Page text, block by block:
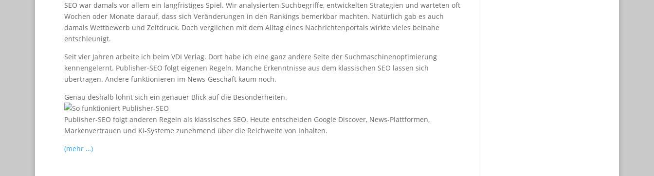
SEO war damals vor allem ein langfristiges Spiel. Wir analysierten Suchbegriffe, entwickelten Strategien und warteten oft
Wochen oder Monate darauf, dass sich Veränderungen in den Rankings bemerkbar machten. Natürlich gab es auch
damals Wettbewerb und Zeitdruck. Doch verglichen mit dem Alltag eines Nachrichtenportals wirkte vieles beinahe
entschleunigt.
Seit vier Jahren arbeite ich beim VDI Verlag. Dort habe ich eine ganz andere Seite der Suchmaschinenoptimierung
kennengelernt. Publisher-SEO folgt eigenen Regeln. Manche Erkenntnisse aus dem klassischen SEO lassen sich
übertragen. Andere funktionieren im News-Geschäft kaum noch.
Genau deshalb lohnt sich ein genauer Blick auf die Besonderheiten.
Publisher-SEO folgt anderen Regeln als klassisches SEO. Heute entscheiden Google Discover, News-Plattformen,
Markenvertrauen und KI-Systeme zunehmend über die Reichweite von Inhalten.
(mehr …)